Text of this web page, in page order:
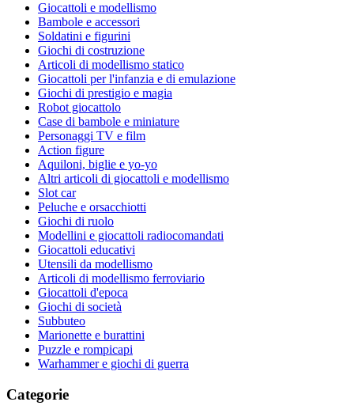
Giocattoli e modellismo
Bambole e accessori
Soldatini e figurini
Giochi di costruzione
Articoli di modellismo statico
Giocattoli per l'infanzia e di emulazione
Giochi di prestigio e magia
Robot giocattolo
Case di bambole e miniature
Personaggi TV e film
Action figure
Aquiloni, biglie e yo-yo
Altri articoli di giocattoli e modellismo
Slot car
Peluche e orsacchiotti
Giochi di ruolo
Modellini e giocattoli radiocomandati
Giocattoli educativi
Utensili da modellismo
Articoli di modellismo ferroviario
Giocattoli d'epoca
Giochi di società
Subbuteo
Marionette e burattini
Puzzle e rompicapi
Warhammer e giochi di guerra
Categorie